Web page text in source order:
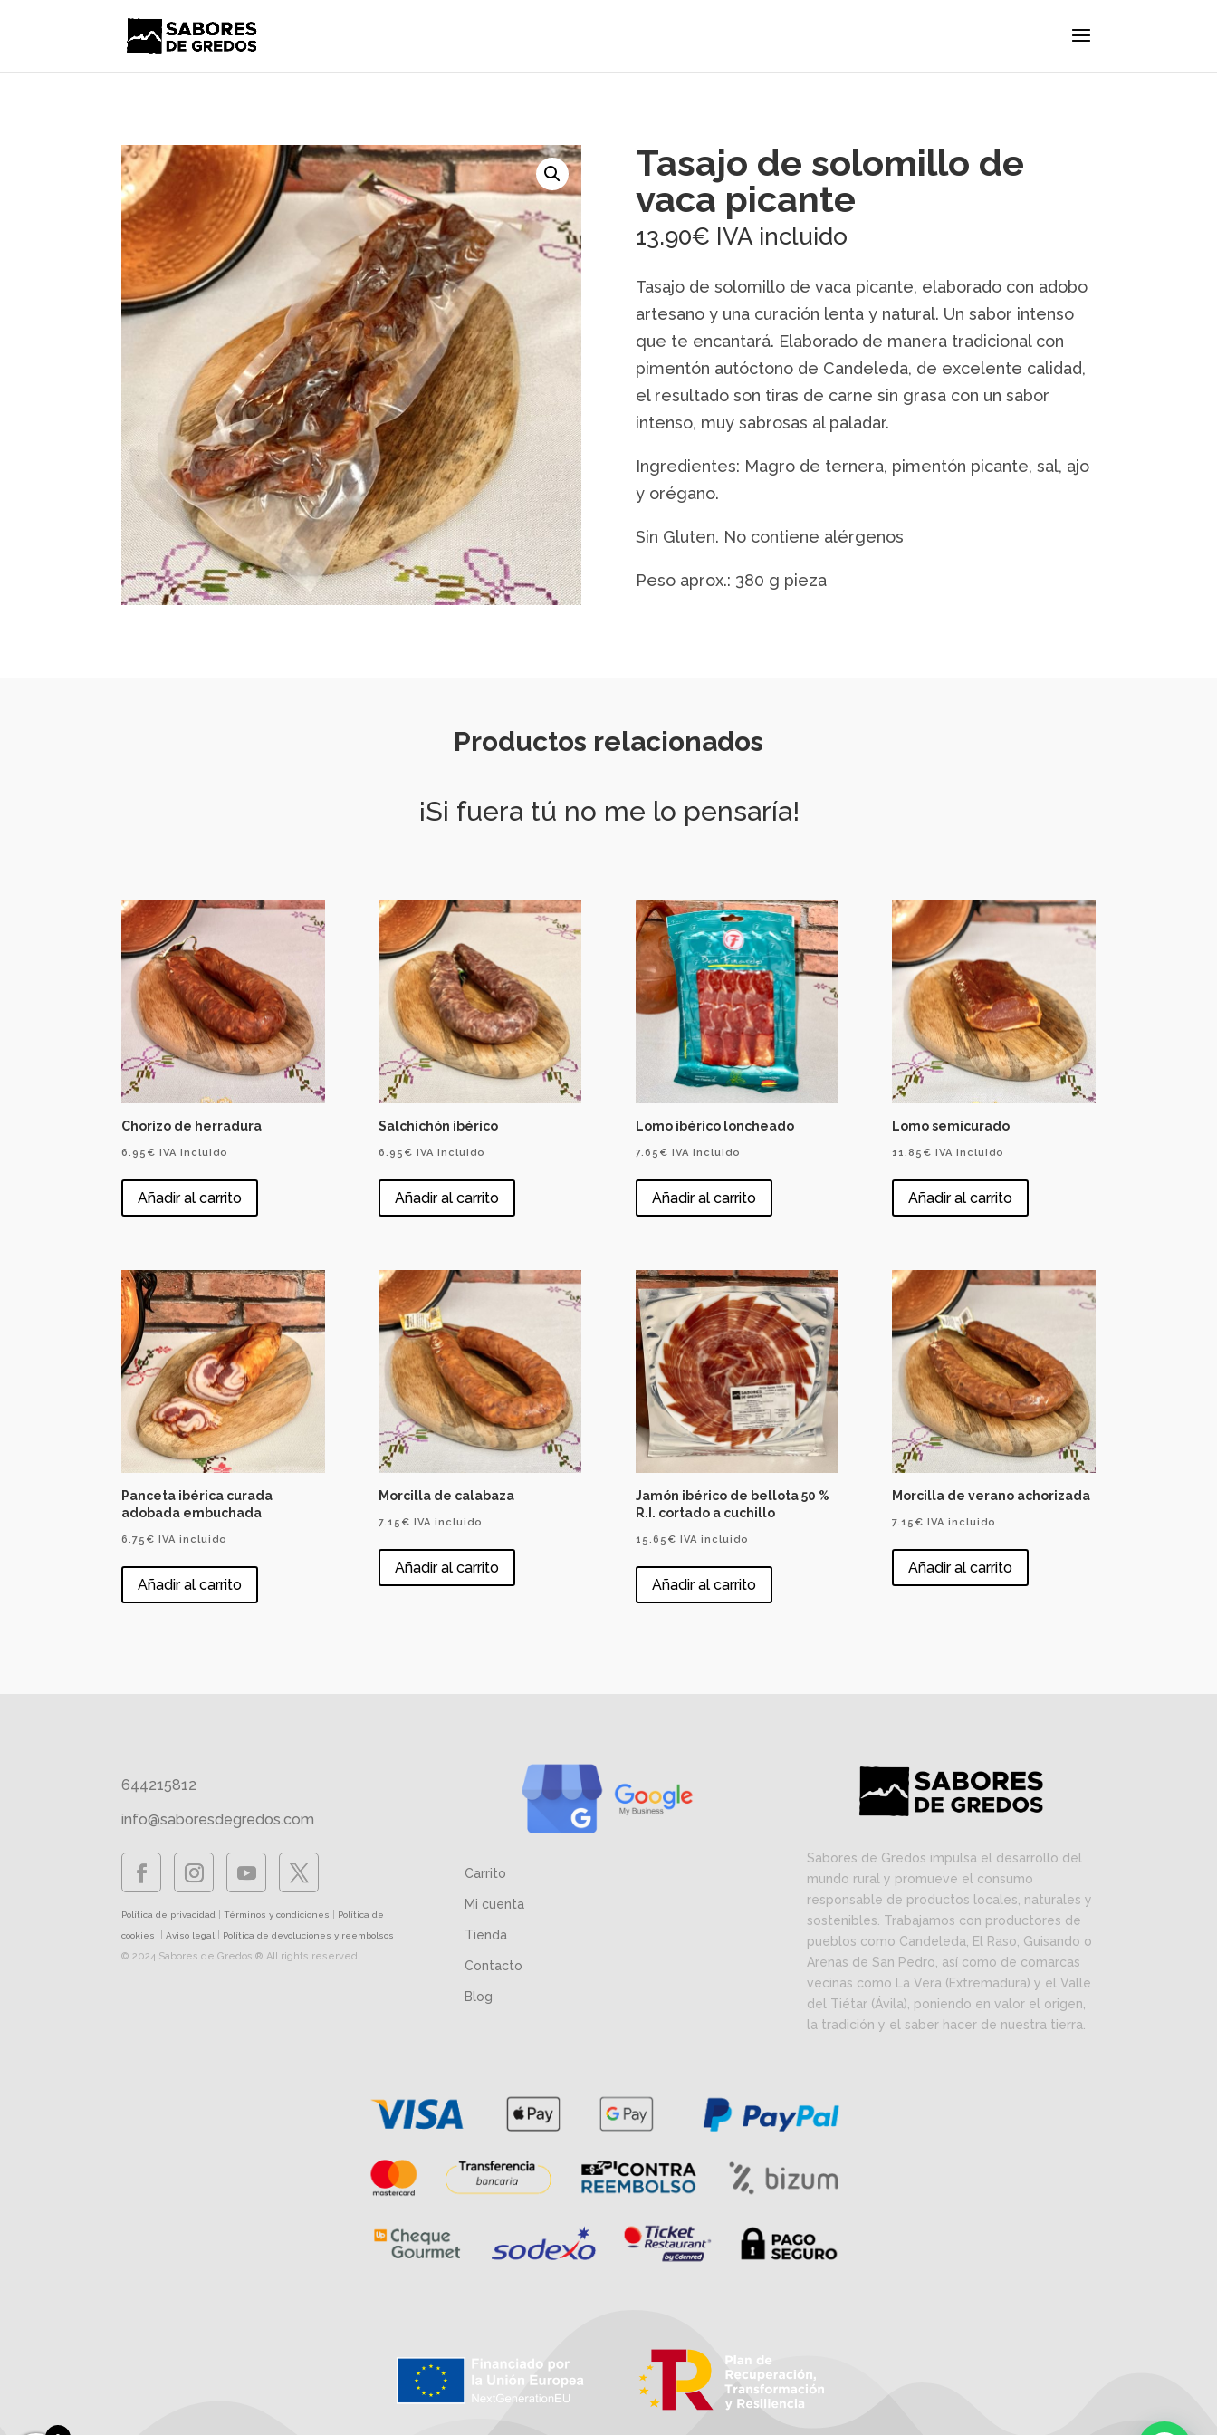
Tasajo de solomillo de
vaca picante
13.90€ IVA incluido
Tasajo de solomillo de vaca picante, elaborado con adobo
artesano y una curación lenta y natural. Un sabor intenso
que te encantará. Elaborado de manera tradicional con
pimentón autóctono de Candeleda, de excelente calidad,
el resultado son tiras de carne sin grasa con un sabor
intenso, muy sabrosas al paladar.
Ingredientes: Magro de ternera, pimentón picante, sal, ajo
y orégano.
Sin Gluten. No contiene alérgenos
Peso aprox.: 380 g pieza
Productos relacionados
¡Si fuera tú no me lo pensaría!
Chorizo de herradura
6.95 € IVA incluido
Añadir al carrito
Salchichón ibérico
6.95 € IVA incluido
Añadir al carrito
Lomo ibérico loncheado
7.65 € IVA incluido
Añadir al carrito
Lomo semicurado
11.85 € IVA incluido
Añadir al carrito
Panceta ibérica curada
adobada embuchada
6.75 € IVA incluido
Añadir al carrito
Morcilla de calabaza
7.15 € IVA incluido
Añadir al carrito
Jamón ibérico de bellota 50 %
R.I. cortado a cuchillo
15.65 € IVA incluido
Añadir al carrito
Morcilla de verano achorizada
7.15 € IVA incluido
Añadir al carrito
644215812
info@saboresdegredos.com
Política de privacidad |Términos y condiciones Política de
cookies |Aviso legal Política de devoluciones y reembolsos
© 2024 Sabores de Gredos ® All rights reserved.
Carrito
Mi cuenta
Tienda
Contacto
Blog
Sabores de Gredos impulsa el desarrollo del
mundo rural y promueve el consumo
responsable de productos locales, naturales y
sostenibles. Trabajamos con productores de
pueblos como Candeleda, El Raso, Guisando o
Arenas de San Pedro, así como de comarcas
vecinas como La Vera (Extremadura) y el Valle
del Tiétar (Ávila), poniendo en valor el origen,
la tradición y el saber hacer de nuestra tierra.